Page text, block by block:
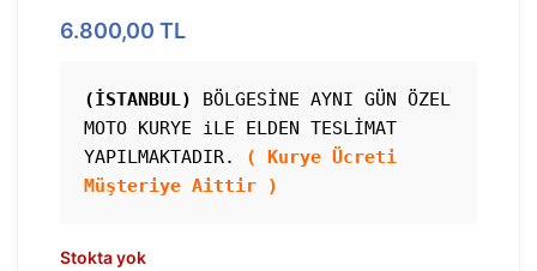
6.800,00 TL
(İSTANBUL)
BÖLGESİNE AYNI GÜN ÖZEL
MOTO KURYE iLE ELDEN TESLİMAT
YAPILMAKTADIR.
( Kurye Ücreti
Müşteriye Aittir )
Stokta yok